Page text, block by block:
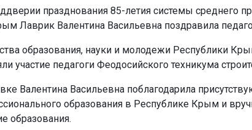
празднования 85-летия системы среднего
Лаврик Валентина Васильевна поздравила
образования, науки и молодежи Республики
участие педагоги Феодосийского техникума
Валентина Васильевна поблагодарила
образования в Республике Крым и
образования.